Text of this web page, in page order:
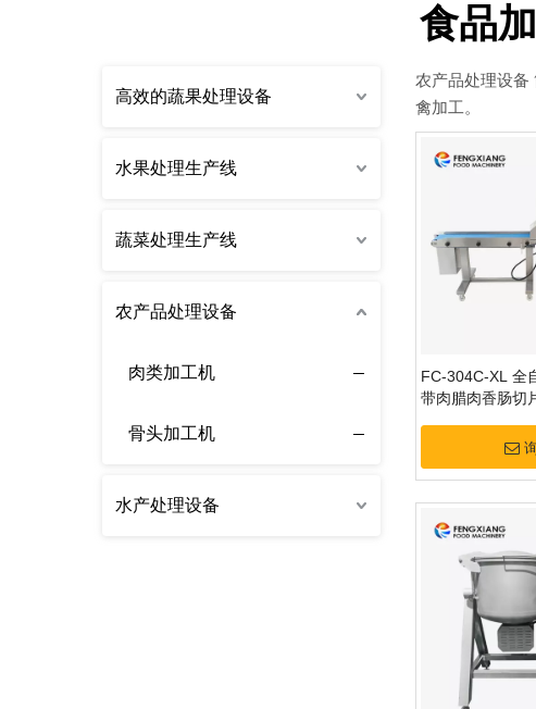
食品
高效的蔬果处理设备
水果处理生产线
蔬菜处理生产线
农产品处理设备
肉类加工机
骨头加工机
水产处理设备
农产品处理设备
禽加工。
FC-304C-XL 全
带肉腊肉香肠切